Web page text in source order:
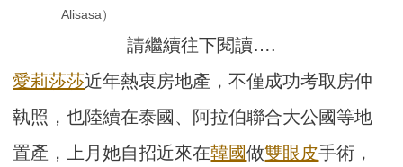
Alisasa）
請繼續往下閱讀….
愛莉莎莎近年熱衷房地產，不僅成功考取房仲
執照，也陸續在泰國、阿拉伯聯合大公國等地
置產，上月她自招近來在韓國做雙眼皮手術，